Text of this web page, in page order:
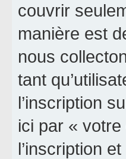
couvrir
manière est
nous
tant
l’inscription
ici par «
l’inscription